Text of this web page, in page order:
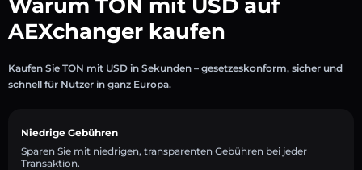
Warum TON mit USD auf
AEXchanger kaufen
Kaufen Sie TON mit USD in Sekunden – gesetzeskonform, sicher und
schnell für Nutzer in ganz Europa.
Niedrige Gebühren
Sparen Sie mit niedrigen, transparenten Gebühren bei jeder
Transaktion.